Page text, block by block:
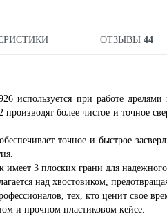
ОТЗЫВЫ 44
используется при работе
производят более чистое и точное
точное и быстрое
3 плоских грани для
над хвостовиком,
тех, кто ценит свое
и прочном пластиковом кейсе.